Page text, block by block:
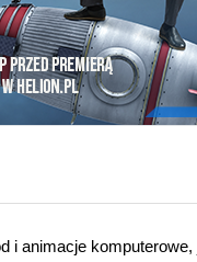
i animacje komputerowe,